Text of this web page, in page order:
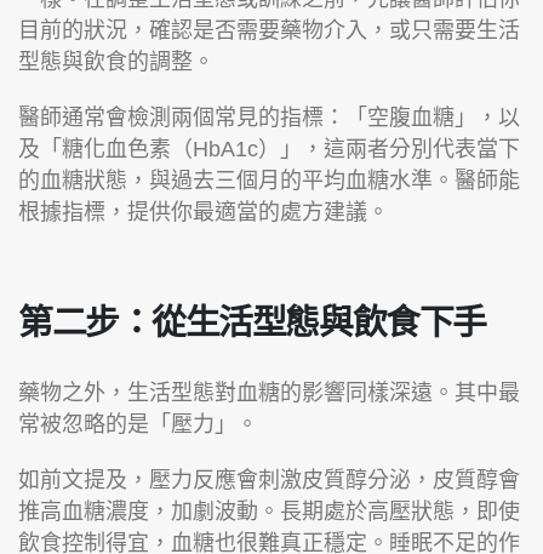
目前的狀況，確認是否需要藥物介入，或只需要生活
型態與飲食的調整。
醫師通常會檢測兩個常見的指標：「空腹血糖」，以
及「糖化血色素（HbA1c）」，這兩者分別代表當下
的血糖狀態，與過去三個月的平均血糖水準。醫師能
根據指標，提供你最適當的處方建議。
第二步：從生活型態與飲食下手
藥物之外，生活型態對血糖的影響同樣深遠。其中最
常被忽略的是「壓力」。
如前文提及，壓力反應會刺激皮質醇分泌，皮質醇會
推高血糖濃度，加劇波動。長期處於高壓狀態，即使
飲食控制得宜，血糖也很難真正穩定。睡眠不足的作